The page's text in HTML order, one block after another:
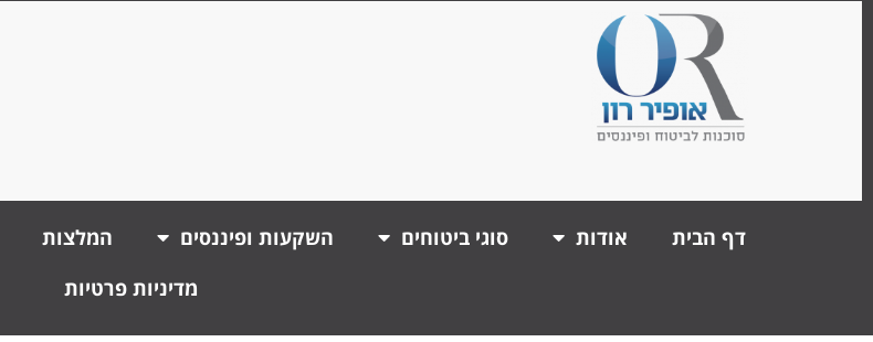
דף הבית אודות סוגי ביטוחים השקעות ופיננסים המלצות
מדיניות פרטיות